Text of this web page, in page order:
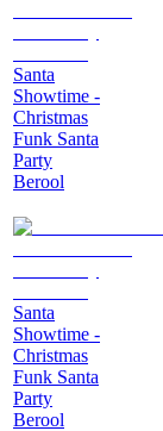
Santa
Showtime -
Christmas
Funk Santa
Party
Berool
Santa
Showtime -
Christmas
Funk Santa
Party
Berool